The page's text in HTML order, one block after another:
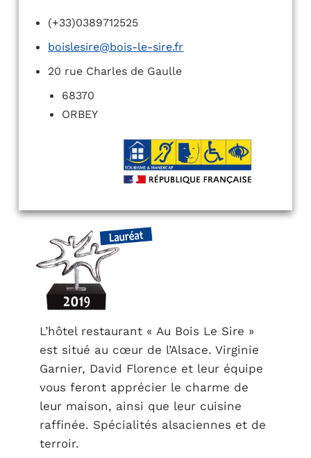
(+33)0389712525
boislesire@bois-le-sire.fr
20 rue Charles de Gaulle
68370
ORBEY
L’hôtel restaurant « Au Bois Le Sire »
est situé au cœur de l’Alsace. Virginie
Garnier, David Florence et leur équipe
vous feront apprécier le charme de
leur maison, ainsi que leur cuisine
raffinée. Spécialités alsaciennes et de
terroir.